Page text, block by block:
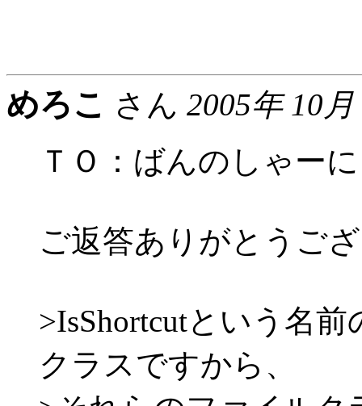
めろこ さん 2005年 10
ＴＯ：ばんのしゃー
ご返答ありがとうご
>IsShortcutという名
クラスですから、